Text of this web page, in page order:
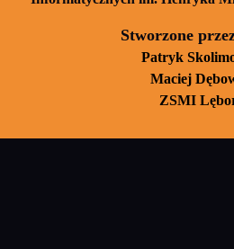
Stworzone
Patryk
Maciej
ZSMI